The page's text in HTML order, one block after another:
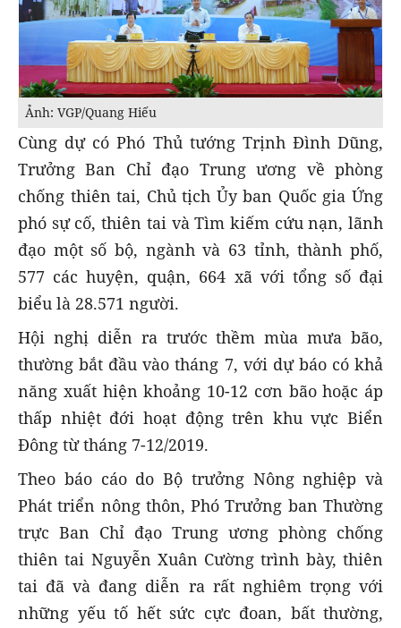
Ảnh: VGP/Quang Hiếu
Cùng dự có Phó Thủ tướng Trịnh Đình Dũng,
Trưởng Ban Chỉ đạo Trung ương về phòng
chống thiên tai, Chủ tịch Ủy ban Quốc gia Ứng
phó sự cố, thiên tai và Tìm kiếm cứu nạn, lãnh
đạo một số bộ, ngành và 63 tỉnh, thành phố,
577 các huyện, quận, 664 xã với tổng số đại
biểu là 28.571 người.
Hội nghị diễn ra trước thềm mùa mưa bão,
thường bắt đầu vào tháng 7, với dự báo có khả
năng xuất hiện khoảng 10-12 cơn bão hoặc áp
thấp nhiệt đới hoạt động trên khu vực Biển
Đông từ tháng 7-12/2019.
Theo báo cáo do Bộ trưởng Nông nghiệp và
Phát triển nông thôn, Phó Trưởng ban Thường
trực Ban Chỉ đạo Trung ương phòng chống
thiên tai Nguyễn Xuân Cường trình bày, thiên
tai đã và đang diễn ra rất nghiêm trọng với
những yếu tố hết sức cực đoan, bất thường,